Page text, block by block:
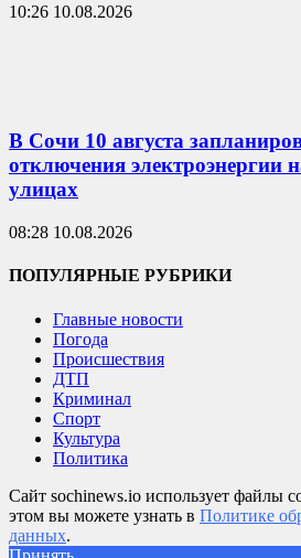
10:26 10.08.2026
В Сочи 10 августа
отключения электроэнергии
улицах
08:28 10.08.2026
ПОПУЛЯРНЫЕ РУБРИКИ
Главные новости
Погода
Происшествия
ДТП
Криминал
Спорт
Культура
Политика
Сайт sochinews.io использует файлы
этом вы можете узнать в Политике
данных.